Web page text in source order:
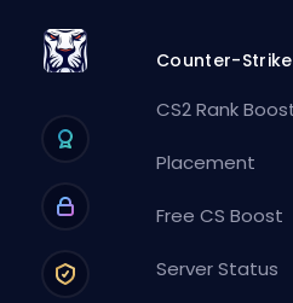
Counter-Strike
CS2 Rank
Placement
Free CS Boost
Server Status